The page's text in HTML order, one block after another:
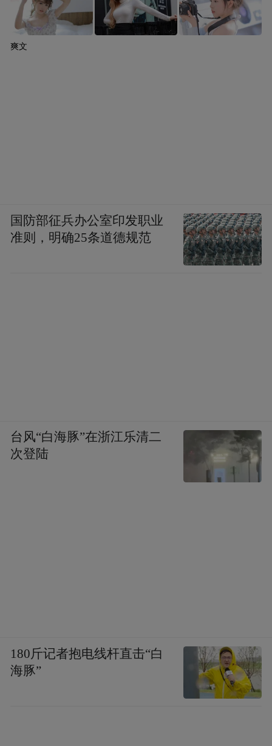
爽文
国防部征兵办公室印发职业
准则，明确25条道德规范
台风“白海豚”在浙江乐清二
次登陆
180斤记者抱电线杆直击“白
海豚”